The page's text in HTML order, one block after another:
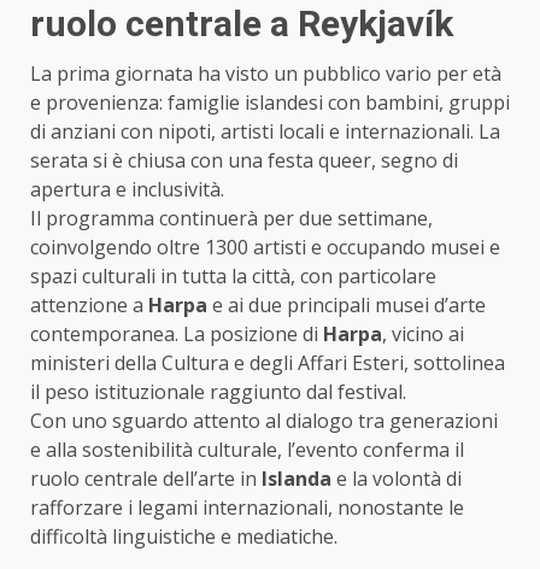
ruolo centrale a Reykjavík
La prima giornata ha visto un pubblico vario per età
e provenienza: famiglie islandesi con bambini, gruppi
di anziani con nipoti, artisti locali e internazionali. La
serata si è chiusa con una festa queer, segno di
apertura e inclusività.
Il programma continuerà per due settimane,
coinvolgendo oltre 1300 artisti e occupando musei e
spazi culturali in tutta la città, con particolare
attenzione a Harpa e ai due principali musei d’arte
contemporanea. La posizione di Harpa, vicino ai
ministeri della Cultura e degli Affari Esteri, sottolinea
il peso istituzionale raggiunto dal festival.
Con uno sguardo attento al dialogo tra generazioni
e alla sostenibilità culturale, l’evento conferma il
ruolo centrale dell’arte in Islanda e la volontà di
rafforzare i legami internazionali, nonostante le
difficoltà linguistiche e mediatiche.